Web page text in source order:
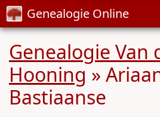
Genealogie Online
Genealogie Van
Hooning »
Bastiaanse